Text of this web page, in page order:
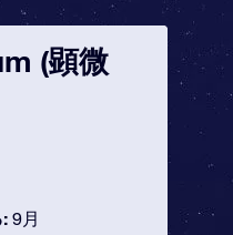
(顕微
9月